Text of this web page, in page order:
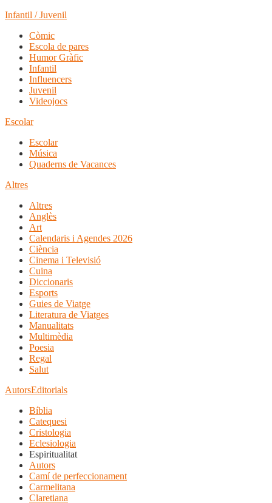
Infantil / Juvenil
Còmic
Escola de pares
Humor Gràfic
Infantil
Influencers
Juvenil
Videojocs
Escolar
Escolar
Música
Quaderns de Vacances
Altres
Altres
Anglès
Art
Calendaris i Agendes 2026
Ciència
Cinema i Televisió
Cuina
Diccionaris
Esports
Guies de Viatge
Literatura de Viatges
Manualitats
Multimèdia
Poesia
Regal
Salut
AutorsEditorials
Bíblia
Catequesi
Cristologia
Eclesiologia
Espiritualitat
Autors
Camí de perfeccionament
Carmelitana
Claretiana